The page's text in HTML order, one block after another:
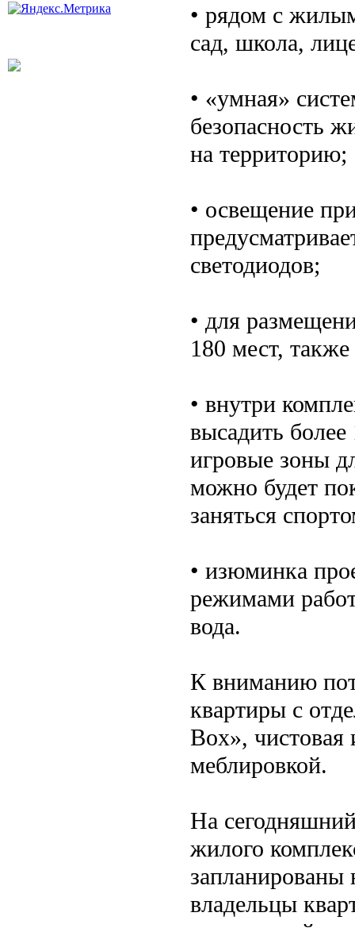
• рядом с
сад, школа,
• «умная»
безопасность
на территорию;
• освещение
светодиодов;
• для
180 мест,
• внутри
высадить более
игровые зоны
можно будет
заняться
• изюминка
режимами
вода.
К вниманию
квартиры с
Box», чистовая
меблировкой.
На
жилого
запланированы
владельцы